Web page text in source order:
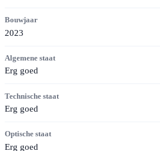
Bouwjaar
2023
Algemene staat
Erg goed
Technische staat
Erg goed
Optische staat
Erg goed